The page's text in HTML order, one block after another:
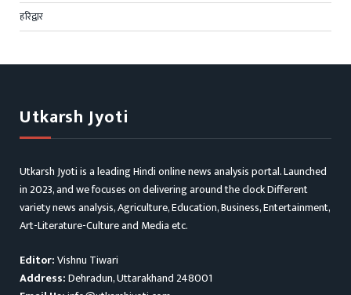
हरिद्वार
Utkarsh Jyoti
Utkarsh Jyoti is a leading Hindi online news analysis portal. Launched
in 2023, and we focuses on delivering around the clock Different
variety news analysis, Agriculture, Education, Business, Entertainment,
Art-Literature-Culture and Media etc.
Editor:Vishnu Tiwari
Address:Dehradun, Uttarakhand 248001